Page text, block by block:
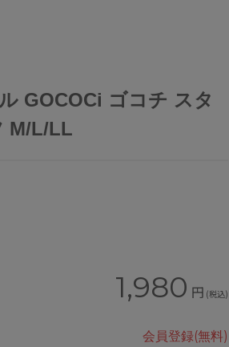
GOCOCi ゴコチ スタ
M/L/LL
1,980 円 (税込)
会員登録(無料)